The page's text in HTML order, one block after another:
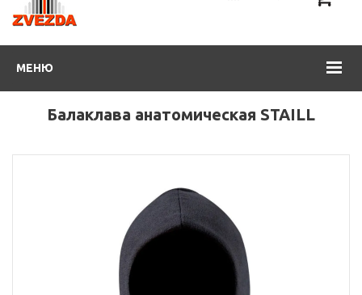
МЕНЮ
Балаклава анатомическая STAILL